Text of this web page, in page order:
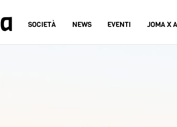
SOCIETÀ NEWS EVENTI JOMA X